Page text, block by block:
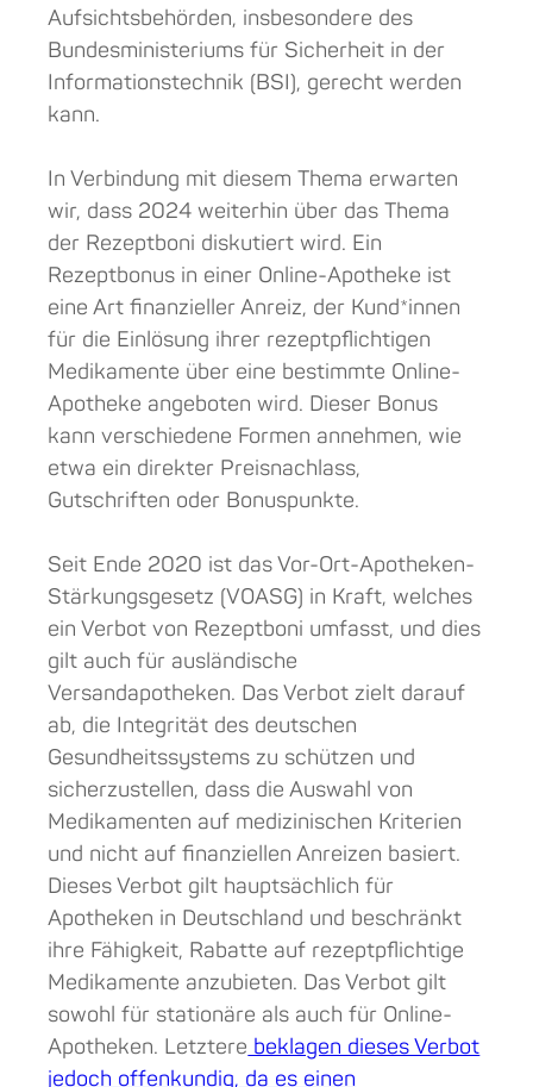
Aufsichtsbehörden, insbesondere des
Bundesministeriums für Sicherheit in der
Informationstechnik (BSI), gerecht werden
kann.
In Verbindung mit diesem Thema erwarten
wir, dass 2024 weiterhin über das Thema
der Rezeptboni diskutiert wird. Ein
Rezeptbonus in einer Online-Apotheke ist
eine Art finanzieller Anreiz, der Kund*innen
für die Einlösung ihrer rezeptpflichtigen
Medikamente über eine bestimmte Online-
Apotheke angeboten wird. Dieser Bonus
kann verschiedene Formen annehmen, wie
etwa ein direkter Preisnachlass,
Gutschriften oder Bonuspunkte.
Seit Ende 2020 ist das Vor-Ort-Apotheken-
Stärkungsgesetz (VOASG) in Kraft, welches
ein Verbot von Rezeptboni umfasst, und dies
gilt auch für ausländische
Versandapotheken. Das Verbot zielt darauf
ab, die Integrität des deutschen
Gesundheitssystems zu schützen und
sicherzustellen, dass die Auswahl von
Medikamenten auf medizinischen Kriterien
und nicht auf finanziellen Anreizen basiert.
Dieses Verbot gilt hauptsächlich für
Apotheken in Deutschland und beschränkt
ihre Fähigkeit, Rabatte auf rezeptpflichtige
Medikamente anzubieten. Das Verbot gilt
sowohl für stationäre als auch für Online-
Apotheken. Letztere beklagen dieses Verbot
jedoch offenkundig, da es einen